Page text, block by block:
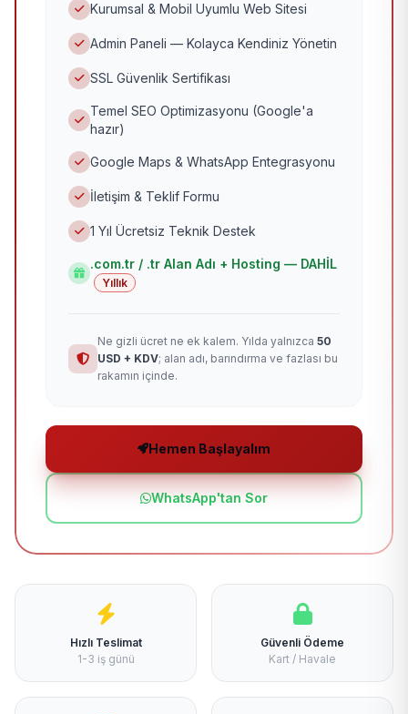
Kurumsal & Mobil Uyumlu Web Sitesi
Admin Paneli — Kolayca Kendiniz Yönetin
SSL Güvenlik Sertifikası
Temel SEO Optimizasyonu (Google'a
hazır)
Google Maps & WhatsApp Entegrasyonu
İletişim & Teklif Formu
1 Yıl Ücretsiz Teknik Destek
.com.tr / .tr Alan Adı + Hosting — DAHİL
Yıllık
Ne gizli ücret ne ek kalem. Yılda yalnızca 50
USD + KDV; alan adı, barındırma ve fazlası bu
rakamın içinde.
Hemen Başlayalım
WhatsApp'tan Sor
Hızlı Teslimat
1-3 iş günü
Güvenli Ödeme
Kart / Havale